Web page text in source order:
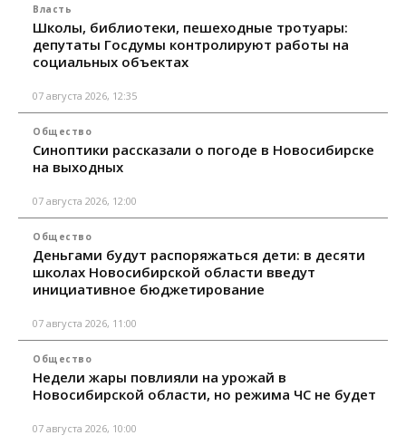
Власть
Школы, библиотеки, пешеходные тротуары:
депутаты Госдумы контролируют работы на
социальных объектах
07 августа 2026, 12:35
Общество
Синоптики рассказали о погоде в Новосибирске
на выходных
07 августа 2026, 12:00
Общество
Деньгами будут распоряжаться дети: в десяти
школах Новосибирской области введут
инициативное бюджетирование
07 августа 2026, 11:00
Общество
Недели жары повлияли на урожай в
Новосибирской области, но режима ЧС не будет
07 августа 2026, 10:00